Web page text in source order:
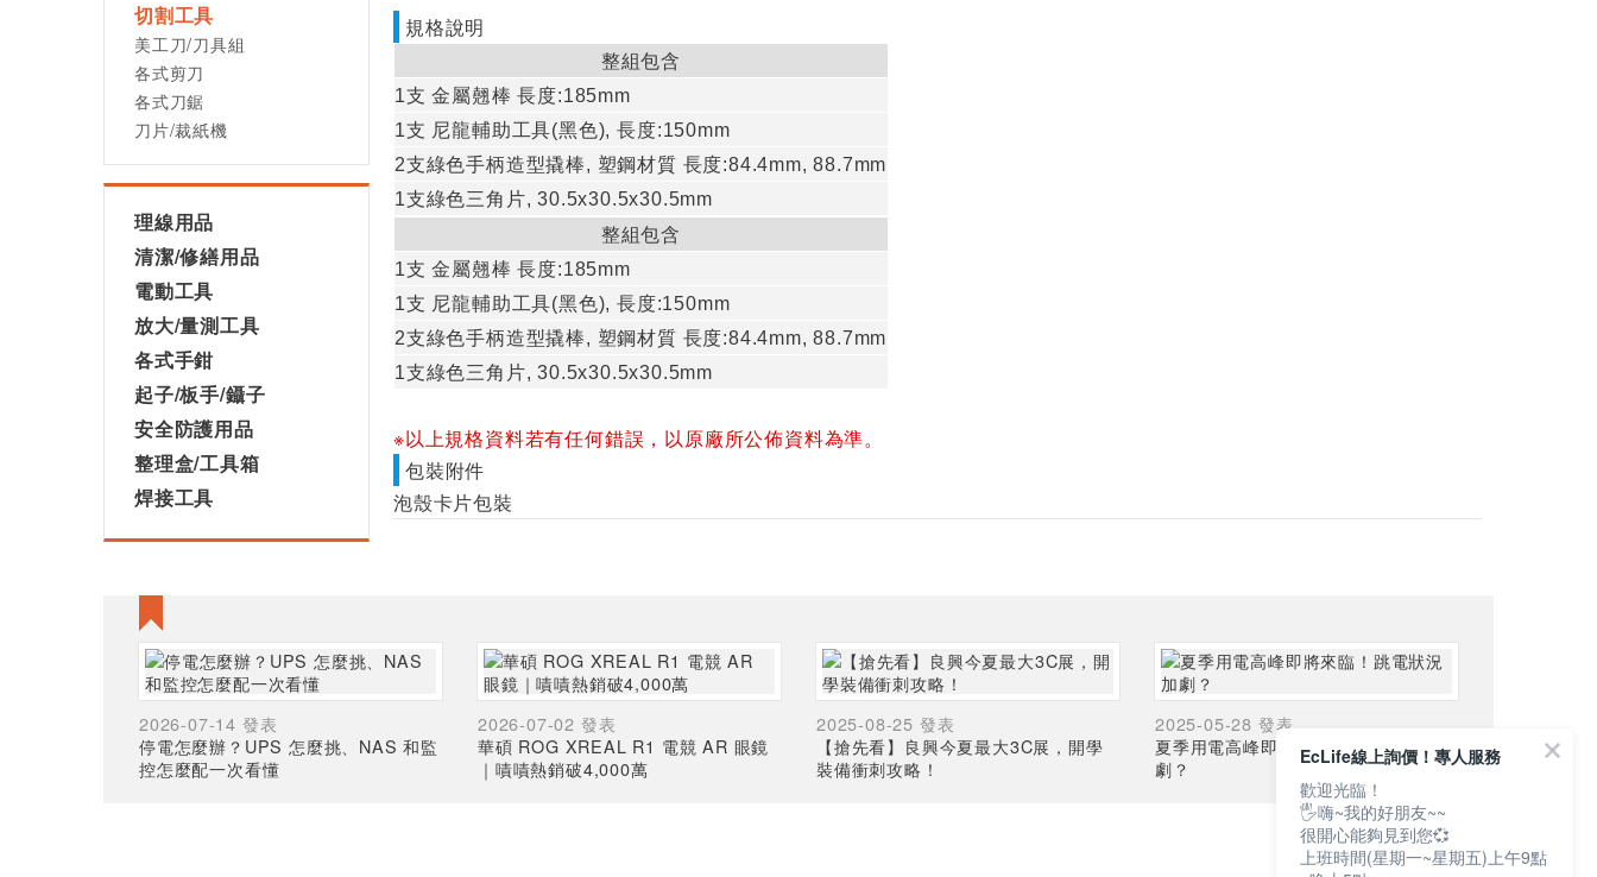
切割工具
美工刀/刀具組
各式剪刀
各式刀鋸
刀片/裁紙機
理線用品
清潔/修繕用品
電動工具
放大/量測工具
各式手鉗
起子/板手/鑷子
安全防護用品
整理盒/工具箱
焊接工具
規格說明
整組包含
1支 金屬翹棒 長度:185mm
1支 尼龍輔助工具(黑色),長度:150mm
2支綠色手柄造型撬棒, 塑鋼材質 長度:84.4mm, 88.7mm
1支綠色三角片, 30.5x30.5x30.5mm
整組包含
1支 金屬翹棒 長度:185mm
1支 尼龍輔助工具(黑色),長度:150mm
2支綠色手柄造型撬棒, 塑鋼材質 長度:84.4mm, 88.7mm
1支綠色三角片, 30.5x30.5x30.5mm
※以上規格資料若有任何錯誤，以原廠所公佈資料為準。
包裝附件
泡殼卡片包裝
2026-07-14 發表
停電怎麼辦？UPS 怎麼挑、NAS 和監
控怎麼配一次看懂
2026-07-02 發表
華碩 ROG XREAL R1 電競 AR 眼鏡
｜嘖嘖熱銷破4,000萬
2025-08-25 發表
【搶先看】良興今夏最大3C展，開學
裝備衝刺攻略！
2025-05-28 發表
夏季用電高峰即將來臨！跳電狀況加
劇？
EcLife線上詢價！專人服務
歡迎光臨！
🖐嗨~我的好朋友~~
很開心能夠見到您💞
上班時間(星期一~星期五)上午9點